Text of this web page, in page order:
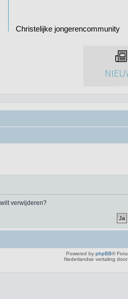
Christelijke jongerencommunity
verwijderen?
Powered by phpBB®
Nederlandse vertaling door